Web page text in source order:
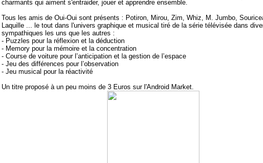
charmants qui aiment s'entraider, jouer et apprendre ensemble.
Tous les amis de Oui-Oui sont présents : Potiron, Mirou, Zim, Whiz, M. Jumbo,
Laquille ... le tout dans l'univers graphique et musical tiré de la série télévisée dans
sympathiques les uns que les autres :
- Puzzles pour la réflexion et la déduction
- Memory pour la mémoire et la concentration
- Course de voiture pour l’anticipation et la gestion de l’espace
- Jeu des différences pour l’observation
- Jeu musical pour la réactivité
Un titre proposé à un peu moins de 3 Euros sur l'Android Market.